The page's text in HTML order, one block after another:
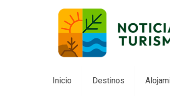
Inicio Destinos